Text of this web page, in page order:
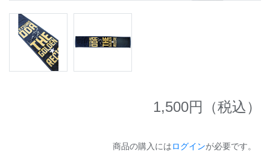
1,500円（税込）
商品の購入にはログインが必要です。